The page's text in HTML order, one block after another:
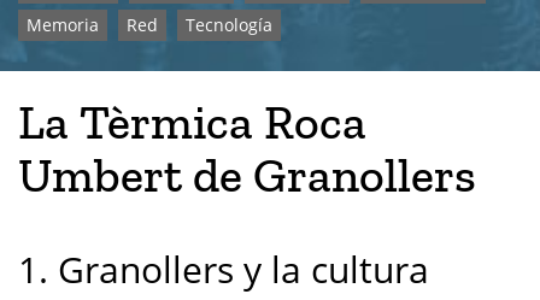
Memoria
Red Tecnología
La Tèrmica Roca
Umbert de Granollers
1. Granollers y la cultura